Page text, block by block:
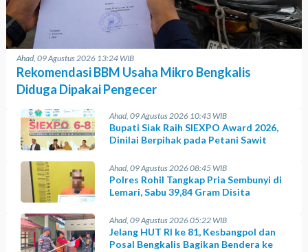
Ahad, 09 Agustus 2026 13:24 WIB
Rekomendasi BBM Usaha Mikro Bengkalis
Diduga Dipakai Pengecer
Ahad, 09 Agustus 2026 10:43 WIB
Bupati Siak Raih SIEXPO Award 2026,
Dinilai Berpihak pada Petani Sawit
Ahad, 09 Agustus 2026 08:45 WIB
Polres Rohil Tangkap Pria Sembunyi di
Lemari, Sabu 39,84 Gram Disita
Ahad, 09 Agustus 2026 05:22 WIB
Jelang HUT RI ke 81, Kesbangpol dan
Posal Bengkalis Bagikan Bendera ke